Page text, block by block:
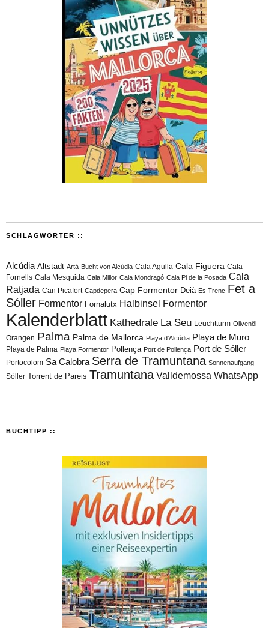
SCHLAGWÖRTER ::
Alcúdia Altstadt Artà Bucht von Alcúdia Cala Agulla Cala Figuera Cala
Fornells Cala Mesquida Cala Millor Cala Mondragó Cala Pi de la Posada Cala
Ratjada Can Picafort Capdepera Cap Formentor Deià Es Trenc Fet a
Sóller Formentor Fornalutx Halbinsel Formentor
Kalenderblatt Kathedrale La Seu Leuchtturm Olivenöl
Orangen Palma Palma de Mallorca Playa d'Alcúdia Playa de Muro
Playa de Palma Playa Formentor Pollença Port de Pollença Port de Sóller
Portocolom Sa Calobra Serra de Tramuntana Sonnenaufgang
Sòller Torrent de Pareis Tramuntana Valldemossa WhatsApp
BUCHTIPP ::